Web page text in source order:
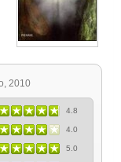
2010
4.8
4.0
5.0